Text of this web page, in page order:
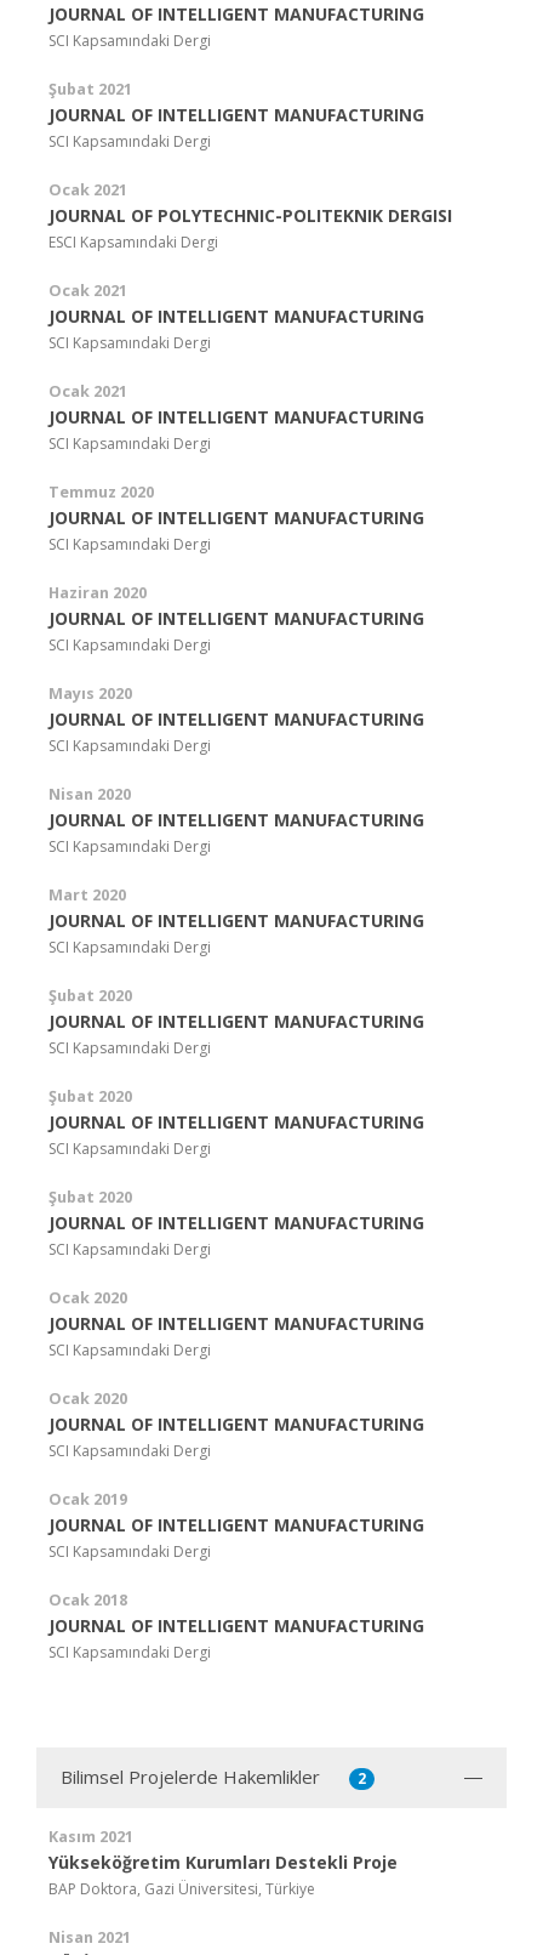
JOURNAL OF INTELLIGENT MANUFACTURING
SCI Kapsamındaki Dergi
Şubat 2021
JOURNAL OF INTELLIGENT MANUFACTURING
SCI Kapsamındaki Dergi
Ocak 2021
JOURNAL OF POLYTECHNIC-POLITEKNIK DERGISI
ESCI Kapsamındaki Dergi
Ocak 2021
JOURNAL OF INTELLIGENT MANUFACTURING
SCI Kapsamındaki Dergi
Ocak 2021
JOURNAL OF INTELLIGENT MANUFACTURING
SCI Kapsamındaki Dergi
Temmuz 2020
JOURNAL OF INTELLIGENT MANUFACTURING
SCI Kapsamındaki Dergi
Haziran 2020
JOURNAL OF INTELLIGENT MANUFACTURING
SCI Kapsamındaki Dergi
Mayıs 2020
JOURNAL OF INTELLIGENT MANUFACTURING
SCI Kapsamındaki Dergi
Nisan 2020
JOURNAL OF INTELLIGENT MANUFACTURING
SCI Kapsamındaki Dergi
Mart 2020
JOURNAL OF INTELLIGENT MANUFACTURING
SCI Kapsamındaki Dergi
Şubat 2020
JOURNAL OF INTELLIGENT MANUFACTURING
SCI Kapsamındaki Dergi
Şubat 2020
JOURNAL OF INTELLIGENT MANUFACTURING
SCI Kapsamındaki Dergi
Şubat 2020
JOURNAL OF INTELLIGENT MANUFACTURING
SCI Kapsamındaki Dergi
Ocak 2020
JOURNAL OF INTELLIGENT MANUFACTURING
SCI Kapsamındaki Dergi
Ocak 2020
JOURNAL OF INTELLIGENT MANUFACTURING
SCI Kapsamındaki Dergi
Ocak 2019
JOURNAL OF INTELLIGENT MANUFACTURING
SCI Kapsamındaki Dergi
Ocak 2018
JOURNAL OF INTELLIGENT MANUFACTURING
SCI Kapsamındaki Dergi
Bilimsel Projelerde Hakemlikler 2
Kasım 2021
Yükseköğretim Kurumları Destekli Proje
BAP Doktora, Gazi Üniversitesi, Türkiye
Nisan 2021